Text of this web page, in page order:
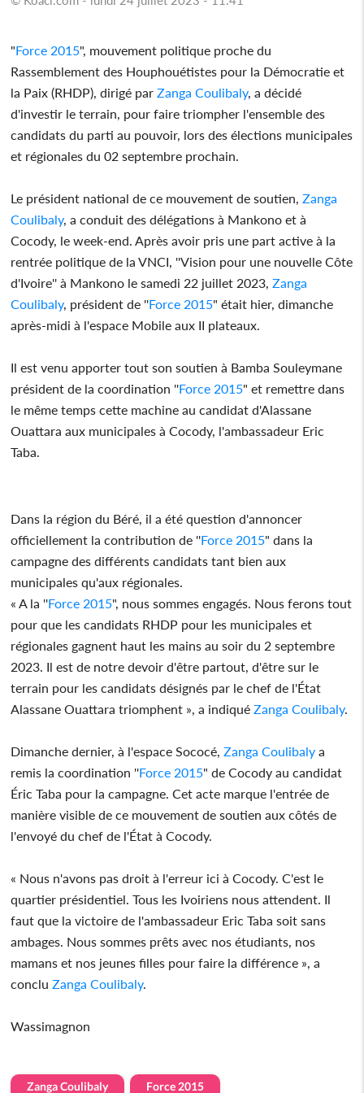
"Force 2015", mouvement politique proche du
Rassemblement des Houphouétistes pour la Démocratie et
la Paix (RHDP), dirigé parZanga Coulibaly, a décidé
d'investir le terrain, pour faire triompher l'ensemble des
candidats du parti au pouvoir, lors des élections municipales
et régionales du 02 septembre prochain.
Le président national de ce mouvement de soutien,Zanga
Coulibaly, a conduit des délégations à Mankono et à
Cocody, le week-end. Après avoir pris une part active à la
rentrée politique de la VNCI, ''Vision pour une nouvelle Côte
d'Ivoire'' à Mankono le samedi 22 juillet 2023,Zanga
Coulibaly, président de ''Force 2015" était hier, dimanche
après-midi à l'espace Mobile aux II plateaux.
Il est venu apporter tout son soutien à Bamba Souleymane
président de la coordination ''Force 2015" et remettre dans
le même temps cette machine au candidat d'Alassane
Ouattara aux municipales à Cocody, l'ambassadeur Eric
Taba.
Dans la région du Béré, il a été question d'annoncer
officiellement la contribution de ''Force 2015" dans la
campagne des différents candidats tant bien aux
municipales qu'aux régionales.
« A la ''Force 2015", nous sommes engagés. Nous ferons tout
pour que les candidats RHDP pour les municipales et
régionales gagnent haut les mains au soir du 2 septembre
2023. Il est de notre devoir d'être partout, d'être sur le
terrain pour les candidats désignés par le chef de l'État
Alassane Ouattara triomphent », a indiquéZanga Coulibaly.
Dimanche dernier, à l'espace Sococé,Zanga Coulibaly a
remis la coordination ''Force 2015" de Cocody au candidat
Éric Taba pour la campagne. Cet acte marque l'entrée de
manière visible de ce mouvement de soutien aux côtés de
l'envoyé du chef de l'État à Cocody.
« Nous n'avons pas droit à l'erreur ici à Cocody. C'est le
quartier présidentiel. Tous les Ivoiriens nous attendent. Il
faut que la victoire de l'ambassadeur Eric Taba soit sans
ambages. Nous sommes prêts avec nos étudiants, nos
mamans et nos jeunes filles pour faire la différence », a
concluZanga Coulibaly.
Wassimagnon
Zanga Coulibaly Force 2015